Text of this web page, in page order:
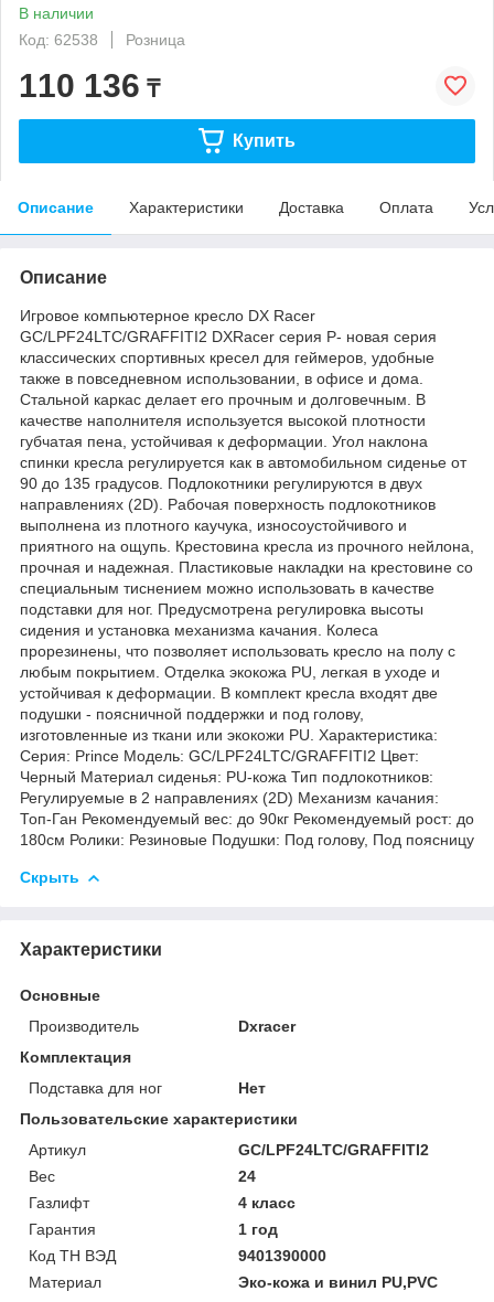
В наличии
Код: 62538
Розница
110 136 ₸
Купить
Описание Характеристики Доставка Оплата
Описание
Игровое компьютерное кресло DX Racer
GC/LPF24LTC/GRAFFITI2 DXRacer серия P- новая серия
классических спортивных кресел для геймеров, удобные
также в повседневном использовании, в офисе и дома.
Стальной каркас делает его прочным и долговечным. В
качестве наполнителя используется высокой плотности
губчатая пена, устойчивая к деформации. Угол наклона
спинки кресла регулируется как в автомобильном сиденье от
90 до 135 градусов. Подлокотники регулируются в двух
направлениях (2D). Рабочая поверхность подлокотников
выполнена из плотного каучука, износоустойчивого и
приятного на ощупь. Крестовина кресла из прочного нейлона,
прочная и надежная. Пластиковые накладки на крестовине со
специальным тиснением можно использовать в качестве
подставки для ног. Предусмотрена регулировка высоты
сидения и установка механизма качания. Колеса
прорезинены, что позволяет использовать кресло на полу с
любым покрытием. Отделка экокожа PU, легкая в уходе и
устойчивая к деформации. В комплект кресла входят две
подушки - поясничной поддержки и под голову,
изготовленные из ткани или экокожи PU. Характеристика:
Серия: Prince Модель: GC/LPF24LTC/GRAFFITI2 Цвет:
Черный Материал сиденья: PU-кожа Тип подлокотников:
Регулируемые в 2 направлениях (2D) Механизм качания:
Топ-Ган Рекомендуемый вес: до 90кг Рекомендуемый рост: до
180см Ролики: Резиновые Подушки: Под голову, Под поясницу
Скрыть
Характеристики
Основные
Производитель
Dxracer
Комплектация
Подставка для ног
Нет
Пользовательские характеристики
Артикул
GC/LPF24LTC/GRAFFITI2
Вес
24
Газлифт
4 класс
Гарантия
1 год
Код ТН ВЭД
9401390000
Материал
Эко-кожа и винил PU,PVC